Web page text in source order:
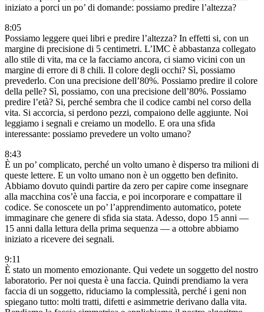
iniziato a porci un po’ di domande: possiamo predire l’altezza?
8:05
Possiamo leggere quei libri e predire l’altezza? In effetti si, con un
margine di precisione di 5 centimetri. L’IMC è abbastanza collegato
allo stile di vita, ma ce la facciamo ancora, ci siamo vicini con un
margine di errore di 8 chili. Il colore degli occhi? Sì, possiamo
prevederlo. Con una precisione dell’80%. Possiamo predire il colore
della pelle? Sì, possiamo, con una precisione dell’80%. Possiamo
predire l’età? Si, perché sembra che il codice cambi nel corso della
vita. Si accorcia, si perdono pezzi, compaiono delle aggiunte. Noi
leggiamo i segnali e creiamo un modello. E ora una sfida
interessante: possiamo prevedere un volto umano?
8:43
È un po’ complicato, perché un volto umano è disperso tra milioni di
queste lettere. E un volto umano non è un oggetto ben definito.
Abbiamo dovuto quindi partire da zero per capire come insegnare
alla macchina cos’è una faccia, e poi incorporare e compattare il
codice. Se conoscete un po’ l’apprendimento automatico, potete
immaginare che genere di sfida sia stata. Adesso, dopo 15 anni —
15 anni dalla lettura della prima sequenza — a ottobre abbiamo
iniziato a ricevere dei segnali.
9:11
È stato un momento emozionante. Qui vedete un soggetto del nostro
laboratorio. Per noi questa è una faccia. Quindi prendiamo la vera
faccia di un soggetto, riduciamo la complessità, perché i geni non
spiegano tutto: molti tratti, difetti e asimmetrie derivano dalla vita.